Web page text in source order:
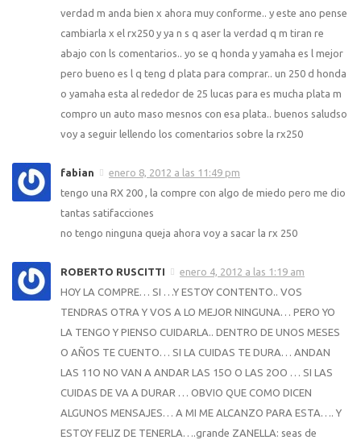
verdad m anda bien x ahora muy conforme.. y este ano pense
cambiarla x el rx250 y ya n s q aser la verdad q m tiran re
abajo con ls comentarios.. yo se q honda y yamaha es l mejor
pero bueno es l q teng d plata para comprar.. un 250 d honda
o yamaha esta al rededor de 25 lucas para es mucha plata m
compro un auto maso mesnos con esa plata.. buenos saludso
voy a seguir lellendo los comentarios sobre la rx250
fabian
enero 8, 2012 a las 11:49 pm
tengo una RX 200 , la compre con algo de miedo pero me dio
tantas satifacciones
no tengo ninguna queja ahora voy a sacar la rx 250
ROBERTO RUSCITTI
enero 4, 2012 a las 1:19 am
HOY LA COMPRE… SI …Y ESTOY CONTENTO.. VOS
TENDRAS OTRA Y VOS A LO MEJOR NINGUNA… PERO YO
LA TENGO Y PIENSO CUIDARLA.. DENTRO DE UNOS MESES
O AÑOS TE CUENTO… SI LA CUIDAS TE DURA… ANDAN
LAS 11O NO VAN A ANDAR LAS 15O O LAS 2OO … SI LAS
CUIDAS DE VA A DURAR … OBVIO QUE COMO DICEN
ALGUNOS MENSAJES… A MI ME ALCANZO PARA ESTA…. Y
ESTOY FELIZ DE TENERLA….grande ZANELLA: seas de